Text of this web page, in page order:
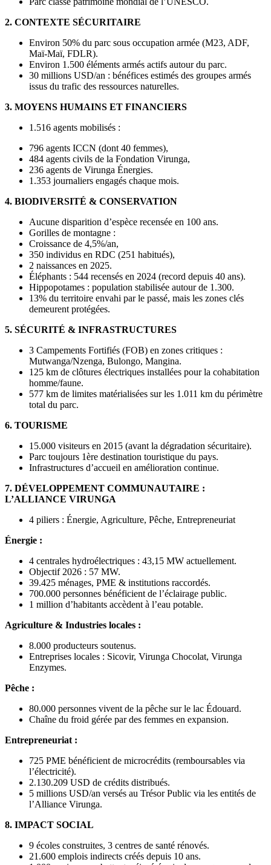
2. CONTEXTE SÉCURITAIRE
Environ 50% du parc sous occupation armée (M23, ADF,
Maï-Maï, FDLR).
Environ 1.500 éléments armés actifs autour du parc.
30 millions USD/an : bénéfices estimés des groupes armés
issus du trafic des ressources naturelles.
3. MOYENS HUMAINS ET FINANCIERS
1.516 agents mobilisés :
796 agents ICCN (dont 40 femmes),
484 agents civils de la Fondation Virunga,
236 agents de Virunga Énergies.
1.353 journaliers engagés chaque mois.
4. BIODIVERSITÉ & CONSERVATION
Aucune disparition d’espèce recensée en 100 ans.
Gorilles de montagne :
Croissance de 4,5%/an,
350 individus en RDC (251 habitués),
2 naissances en 2025.
Éléphants : 544 recensés en 2024 (record depuis 40 ans).
Hippopotames : population stabilisée autour de 1.300.
13% du territoire envahi par le passé, mais les zones clés
demeurent protégées.
5. SÉCURITÉ & INFRASTRUCTURES
3 Campements Fortifiés (FOB) en zones critiques :
Mutwanga/Nzenga, Bulongo, Mangina.
125 km de clôtures électriques installées pour la cohabitation
homme/faune.
577 km de limites matérialisées sur les 1.011 km du périmètre
total du parc.
6. TOURISME
15.000 visiteurs en 2015 (avant la dégradation sécuritaire).
Parc toujours 1ère destination touristique du pays.
Infrastructures d’accueil en amélioration continue.
7. DÉVELOPPEMENT COMMUNAUTAIRE :
L’ALLIANCE VIRUNGA
4 piliers : Énergie, Agriculture, Pêche, Entrepreneuriat
Énergie :
4 centrales hydroélectriques : 43,15 MW actuellement.
Objectif 2026 : 57 MW.
39.425 ménages, PME & institutions raccordés.
700.000 personnes bénéficient de l’éclairage public.
1 million d’habitants accèdent à l’eau potable.
Agriculture & Industries locales :
8.000 producteurs soutenus.
Entreprises locales : Sicovir, Virunga Chocolat, Virunga
Enzymes.
Pêche :
80.000 personnes vivent de la pêche sur le lac Édouard.
Chaîne du froid gérée par des femmes en expansion.
Entrepreneuriat :
725 PME bénéficient de microcrédits (remboursables via
l’électricité).
2.130.209 USD de crédits distribués.
5 millions USD/an versés au Trésor Public via les entités de
l’Alliance Virunga.
8. IMPACT SOCIAL
9 écoles construites, 3 centres de santé rénovés.
21.600 emplois indirects créés depuis 10 ans.